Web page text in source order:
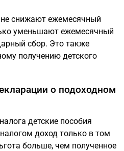
не снижают ежемесячный
уменьшают ежемесячный
сбор. Это также
получению детского
о подоходном
детские пособия
доход только в том
больше, чем полученное